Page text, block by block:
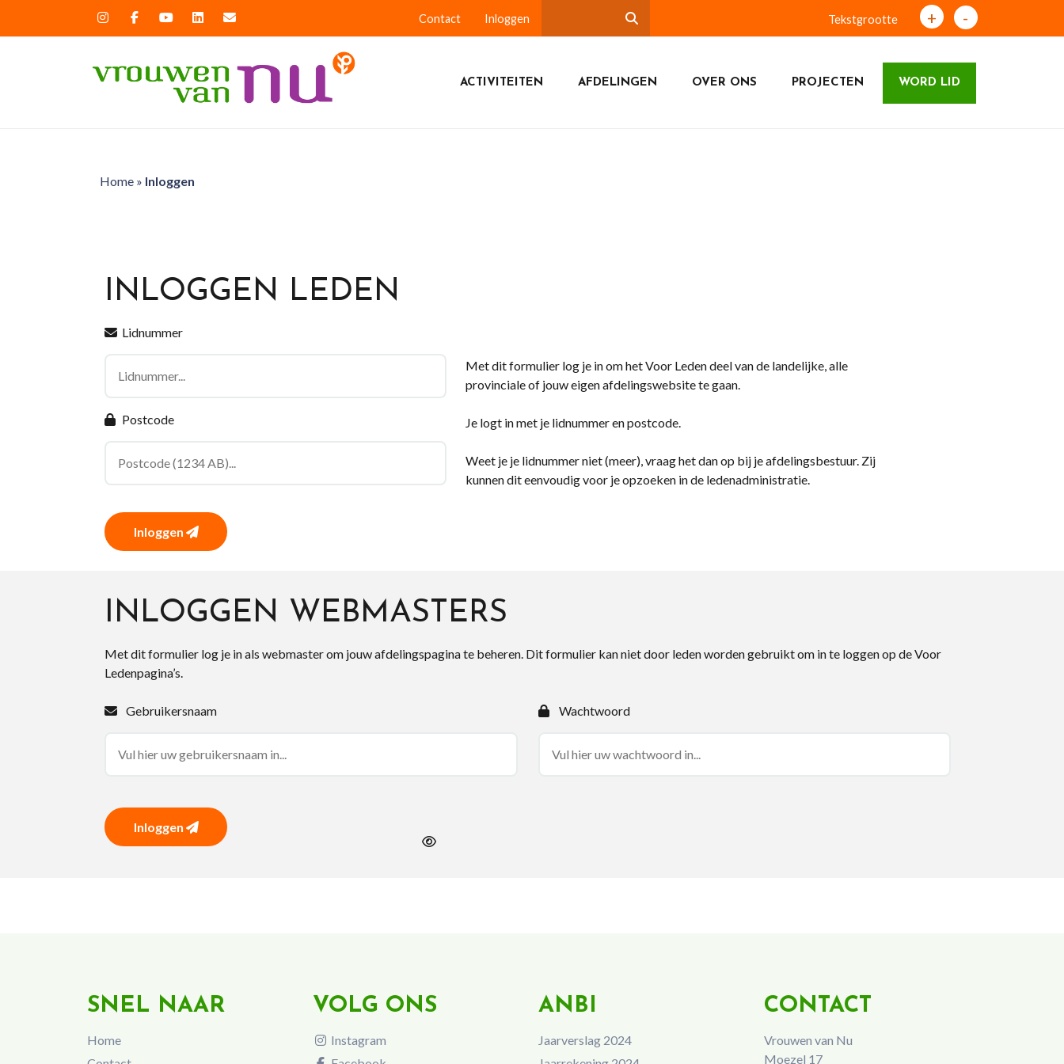
Contact Inloggen Tekstgrootte + -
ACTIVITEITEN AFDELINGEN OVER ONS PROJECTEN WORD LID
Home» Inloggen
INLOGGEN LEDEN
Lidnummer
Postcode
Inloggen
Met dit formulier log je in om het Voor Leden deel van de landelijke, alle
provinciale of jouw eigen afdelingswebsite te gaan.
Je logt in met je lidnummer en postcode.
Weet je je lidnummer niet (meer), vraag het dan op bij je afdelingsbestuur. Zij
kunnen dit eenvoudig voor je opzoeken in de ledenadministratie.
INLOGGEN WEBMASTERS
Met dit formulier log je in als webmaster om jouw afdelingspagina te beheren. Dit formulier kan niet door leden worden gebruikt om in te loggen op de Voor
Ledenpagina’s.
Gebruikersnaam Wachtwoord
Inloggen
SNEL NAAR
Home
VOLG ONS
Instagram
ANBI
Jaarverslag 2024
CONTACT
Vrouwen van Nu
Moezel 17